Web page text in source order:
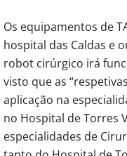
Os equipamentos de
hospital das Caldas e
robot cirúrgico irá
visto que as
aplicação na
no Hospital de Torres
especialidades de